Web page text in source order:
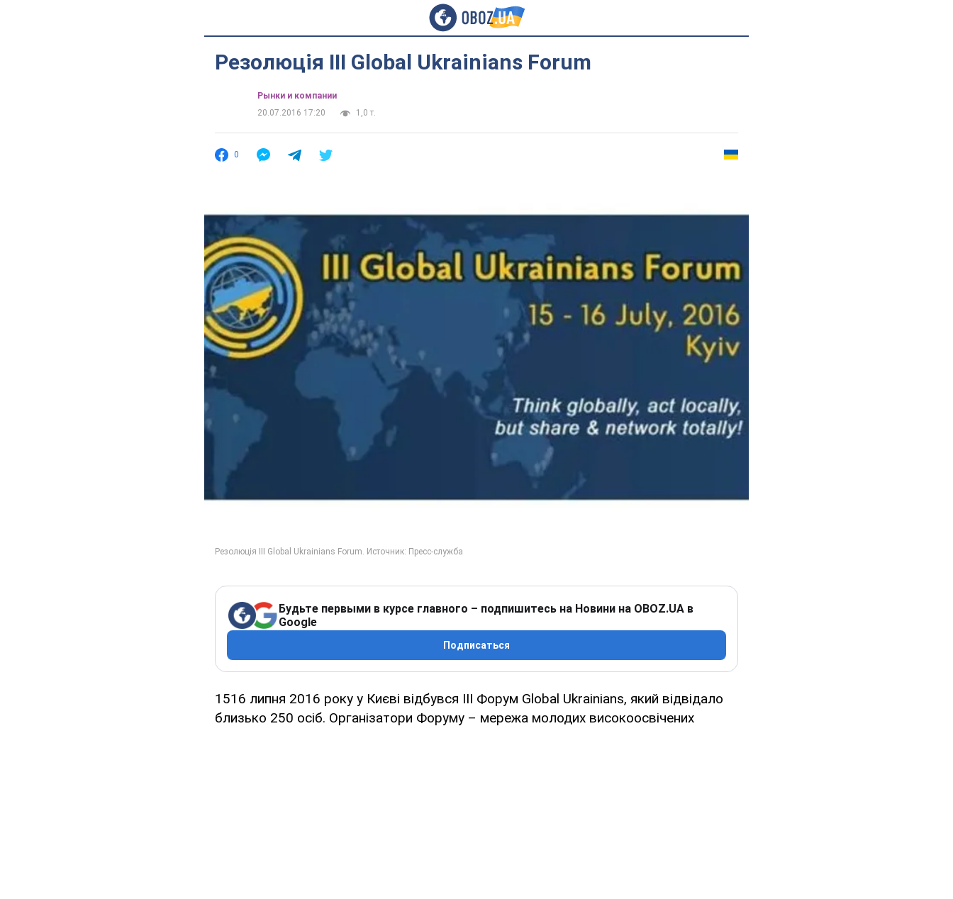
Резолюція ІІІ Global Ukrainians Forum
Рынки и компании
20.07.2016 17:20
1,0 т.
0
Будьте первыми в курсе главного – подпишитесь на Новини на OBOZ.UA в
Google
Подписаться
15­16 липня 2016 року у Києві відбувся ІІІ Форум Global Ukrainians, який відвідало
близько 250 осіб. Організатори Форуму – мережа молодих високоосвічених